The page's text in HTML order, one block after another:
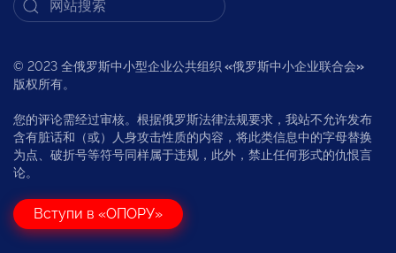
© 2023 全俄罗斯中小型企业公共组织 «俄罗斯中小企业联合会»
版权所有。
您的评论需经过审核。根据俄罗斯法律法规要求，我站不允许发布
含有脏话和（或）人身攻击性质的内容，将此类信息中的字母替换
为点、破折号等符号同样属于违规，此外，禁止任何形式的仇恨言
论。
Вступи в «ОПОРУ»